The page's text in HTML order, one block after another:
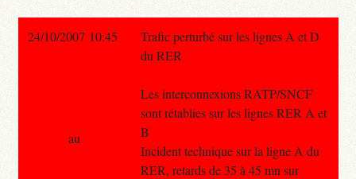
24/10/2007 10:45
Trafic perturbé sur les lignes A et D
du RER
Les interconnexions RATP/SNCF
sont rétablies sur les lignes RER A et
B
Incident technique sur la ligne A du
RER, retards de 35 à 45 mn sur
au